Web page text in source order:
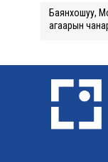
Баянхошуу,
агаарын